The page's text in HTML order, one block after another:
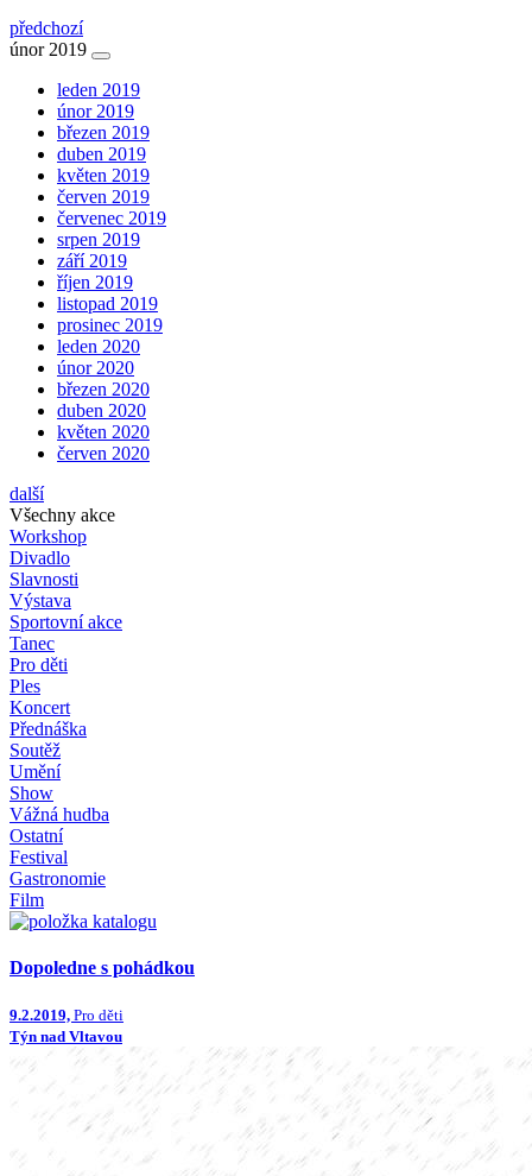
předchozí
únor 2019
leden 2019
únor 2019
březen 2019
duben 2019
květen 2019
červen 2019
červenec 2019
srpen 2019
září 2019
říjen 2019
listopad 2019
prosinec 2019
leden 2020
únor 2020
březen 2020
duben 2020
květen 2020
červen 2020
další
Všechny akce
Workshop
Divadlo
Slavnosti
Výstava
Sportovní akce
Tanec
Pro děti
Ples
Koncert
Přednáška
Soutěž
Umění
Show
Vážná hudba
Ostatní
Festival
Gastronomie
Film
Dopoledne s pohádkou
9.2.2019, Pro děti
Týn nad Vltavou